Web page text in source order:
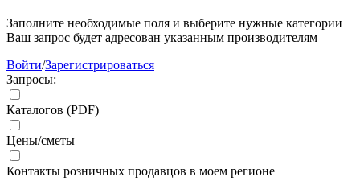
Заполните необходимые поля и выберите нужные категории
Ваш запрос будет адресован указанным производителям
Войти/Зарегистрироваться
Запросы:
Каталогов (PDF)
Цены/сметы
Контакты розничных продавцов в моем регионе